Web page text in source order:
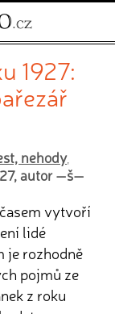
1927:
nehody,
autor —š—
vytvoří
lidé
je rozhodně
pojmů ze
z roku